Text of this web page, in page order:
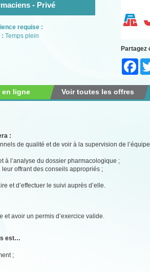
- Privé
requise :
: Temps plein
Partagez
Voir toutes les offres
en ligne
:
de qualité et de voir à la supervision de
à l’analyse du dossier pharmacologique ;
offrant des conseils appropriés ;
et d’effectuer le suivi auprès d’elle.
avoir un permis d’exercice valide.
est…
;